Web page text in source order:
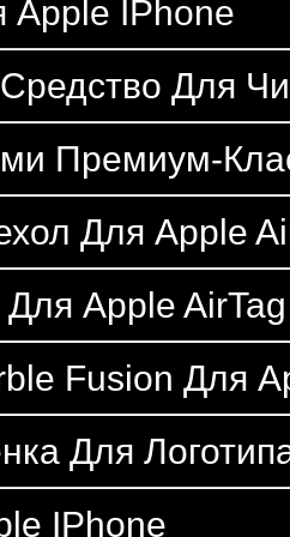
Apple IPhone
Для
Премиум-
Для Apple
Apple AirTag
Fusion Для
Для
IPhone